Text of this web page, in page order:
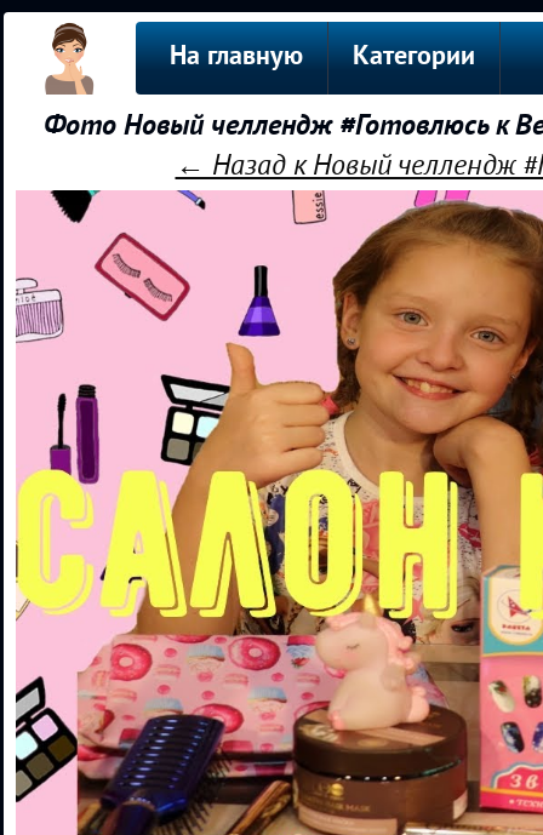
На главную Категории
Фото Новый челлендж #Готовлюсь к
← Назад к Новый челлендж